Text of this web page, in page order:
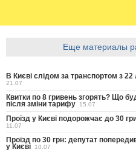
Еще материалы
В Києві слідом за транспортом з
21.07
Квитки по 8 гривень згорять? Що
після зміни тарифу 15.07
Проїзд у Києві подорожчає до 30
11.07
Проїзд по 30 грн: депутат
у Києві 10.07